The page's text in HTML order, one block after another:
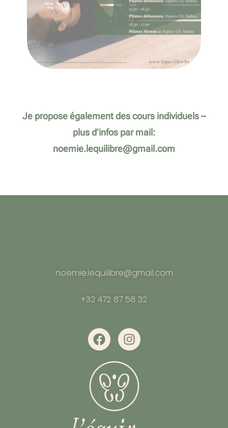
Je propose également des cours individuels –
plus d’infos par mail:
noemie.lequilibre@gmail.com
noemie.lequilibre@gmail.com
+32 472 87 58 32